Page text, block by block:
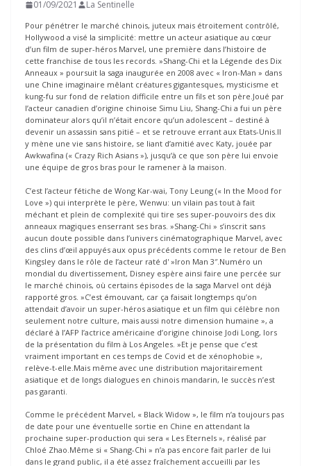
01/09/2021 La Sentinelle
Pour pénétrer le marché chinois, juteux mais étroitement contrôlé,
Hollywood a visé la simplicité: mettre un acteur asiatique au cœur
d’un film de super-héros Marvel, une première dans l’histoire de
cette franchise de tous les records. »Shang-Chi et la Légende des Dix
Anneaux » poursuit la saga inaugurée en 2008 avec « Iron-Man » dans
une Chine imaginaire mêlant créatures gigantesques, mysticisme et
kung-fu sur fond de relation difficile entre un fils et son père.Joué par
l’acteur canadien d’origine chinoise Simu Liu, Shang-Chi a fui un père
dominateur alors qu’il n’était encore qu’un adolescent – destiné à
devenir un assassin sans pitié – et se retrouve errant aux Etats-Unis.Il
y mène une vie sans histoire, se liant d’amitié avec Katy, jouée par
Awkwafina (« Crazy Rich Asians »), jusqu’à ce que son père lui envoie
une équipe de gros bras pour le ramener à la maison.
C’est l’acteur fétiche de Wong Kar-wai, Tony Leung (« In the Mood for
Love ») qui interprète le père, Wenwu: un vilain pas tout à fait
méchant et plein de complexité qui tire ses super-pouvoirs des dix
anneaux magiques enserrant ses bras. »Shang-Chi » s’inscrit sans
aucun doute possible dans l’univers cinématographique Marvel, avec
des clins d’œil appuyés aux opus précédents comme le retour de Ben
Kingsley dans le rôle de l’acteur raté d' »Iron Man 3″.Numéro un
mondial du divertissement, Disney espère ainsi faire une percée sur
le marché chinois, où certains épisodes de la saga Marvel ont déjà
rapporté gros. »C’est émouvant, car ça faisait longtemps qu’on
attendait d’avoir un super-héros asiatique et un film qui célèbre non
seulement notre culture, mais aussi notre dimension humaine », a
déclaré à l’AFP l’actrice américaine d’origine chinoise Jodi Long, lors
de la présentation du film à Los Angeles. »Et je pense que c’est
vraiment important en ces temps de Covid et de xénophobie »,
relève-t-elle.Mais même avec une distribution majoritairement
asiatique et de longs dialogues en chinois mandarin, le succès n’est
pas garanti.
Comme le précédent Marvel, « Black Widow », le film n’a toujours pas
de date pour une éventuelle sortie en Chine en attendant la
prochaine super-production qui sera « Les Eternels », réalisé par
Chloé Zhao.Même si « Shang-Chi » n’a pas encore fait parler de lui
dans le grand public, il a été assez fraîchement accueilli par les